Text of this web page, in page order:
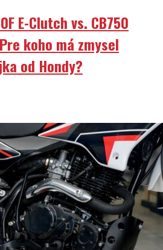
E-Clutch vs. CB750
koho má zmysel
od Hondy?